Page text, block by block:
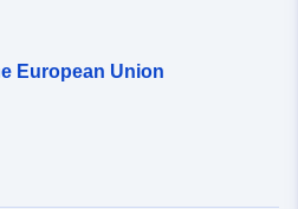
European Union